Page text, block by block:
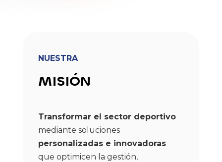
NUESTRA
MISIÓN
Transformar el sector deportivo
mediante soluciones
personalizadas e innovadoras
que optimicen la gestión,